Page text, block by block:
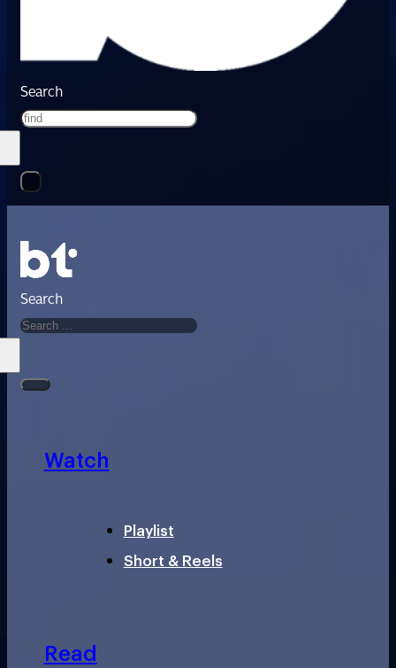
Search
Search
Watch
Playlist
Short & Reels
Read